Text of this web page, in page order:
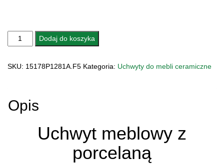
ilość
UCHWYT
COSMOPOLITAN
Dodaj do koszyka
SKU: 15178P1281A.F5 Kategoria: Uchwyty do mebli ceramiczne
Opis
Uchwyt meblowy z
porcelaną